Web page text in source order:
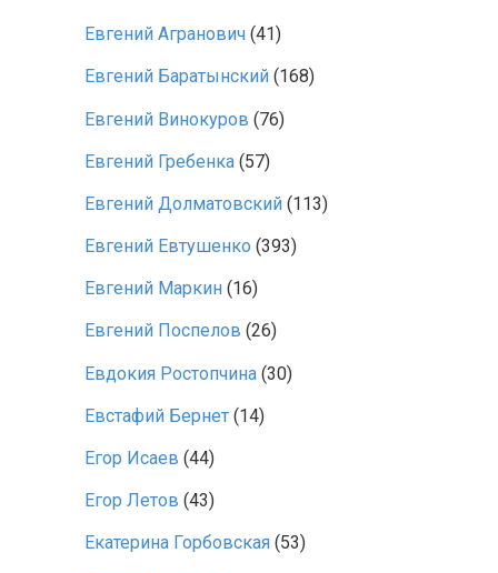
Евгений Агранович (41)
Евгений Баратынский (168)
Евгений Винокуров (76)
Евгений Гребенка (57)
Евгений Долматовский (113)
Евгений Евтушенко (393)
Евгений Маркин (16)
Евгений Поспелов (26)
Евдокия Ростопчина (30)
Евстафий Бернет (14)
Егор Исаев (44)
Егор Летов (43)
Екатерина Горбовская (53)